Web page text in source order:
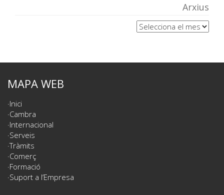
Arxius
Arxius
MAPA WEB
Inici
Cambra
Internacional
Serveis
Tràmits
Comerç
Formació
Suport a l’Empresa